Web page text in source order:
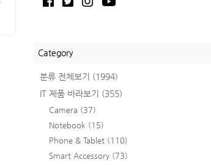
Category
분류 전체보기 (1994)
IT 제품 바라보기 (355)
Camera (37)
Notebook (15)
Phone & Tablet (110)
Smart Accessory (73)